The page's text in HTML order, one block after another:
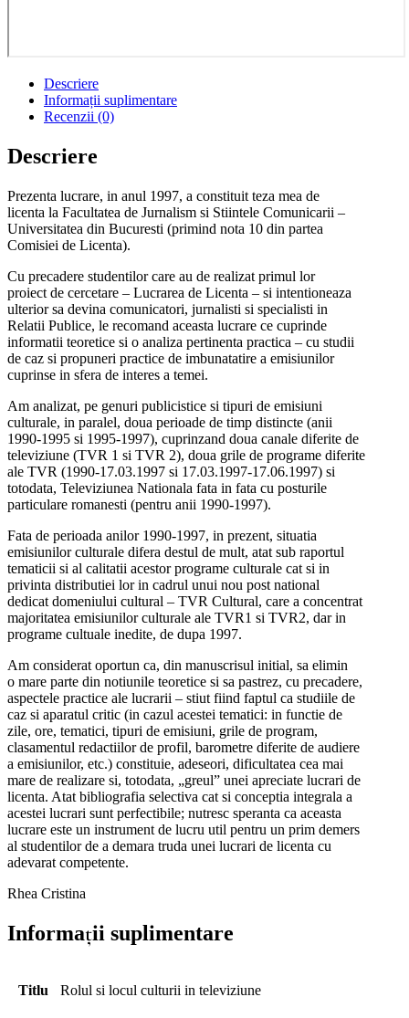
Descriere
Informații suplimentare
Recenzii (0)
Descriere
Prezenta lucrare, in anul 1997, a constituit teza mea de
licenta la Facultatea de Jurnalism si Stiintele Comunicarii –
Universitatea din Bucuresti (primind nota 10 din partea
Comisiei de Licenta).
Cu precadere studentilor care au de realizat primul lor
proiect de cercetare – Lucrarea de Licenta – si intentioneaza
ulterior sa devina comunicatori, jurnalisti si specialisti in
Relatii Publice, le recomand aceasta lucrare ce cuprinde
informatii teoretice si o analiza pertinenta practica – cu studii
de caz si propuneri practice de imbunatatire a emisiunilor
cuprinse in sfera de interes a temei.
Am analizat, pe genuri publicistice si tipuri de emisiuni
culturale, in paralel, doua perioade de timp distincte (anii
1990-1995 si 1995-1997), cuprinzand doua canale diferite de
televiziune (TVR 1 si TVR 2), doua grile de programe diferite
ale TVR (1990-17.03.1997 si 17.03.1997-17.06.1997) si
totodata, Televiziunea Nationala fata in fata cu posturile
particulare romanesti (pentru anii 1990-1997).
Fata de perioada anilor 1990-1997, in prezent, situatia
emisiunilor culturale difera destul de mult, atat sub raportul
tematicii si al calitatii acestor programe culturale cat si in
privinta distributiei lor in cadrul unui nou post national
dedicat domeniului cultural – TVR Cultural, care a concentrat
majoritatea emisiunilor culturale ale TVR1 si TVR2, dar in
programe cultuale inedite, de dupa 1997.
Am considerat oportun ca, din manuscrisul initial, sa elimin
o mare parte din notiunile teoretice si sa pastrez, cu precadere,
aspectele practice ale lucrarii – stiut fiind faptul ca studiile de
caz si aparatul critic (in cazul acestei tematici: in functie de
zile, ore, tematici, tipuri de emisiuni, grile de program,
clasamentul redactiilor de profil, barometre diferite de audiere
a emisiunilor, etc.) constituie, adeseori, dificultatea cea mai
mare de realizare si, totodata, „greul” unei apreciate lucrari de
licenta. Atat bibliografia selectiva cat si conceptia integrala a
acestei lucrari sunt perfectibile; nutresc speranta ca aceasta
lucrare este un instrument de lucru util pentru un prim demers
al studentilor de a demara truda unei lucrari de licenta cu
adevarat competente.
Rhea Cristina
Informații suplimentare
Titlu Rolul si locul culturii in televiziune